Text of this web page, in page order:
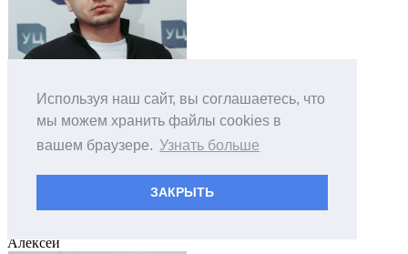
Используя наш сайт, вы соглашаетесь, что
мы можем хранить файлы cookies в
вашем браузере. Узнать больше
ЗАКРЫТЬ
Директор по
продажам
Алексей